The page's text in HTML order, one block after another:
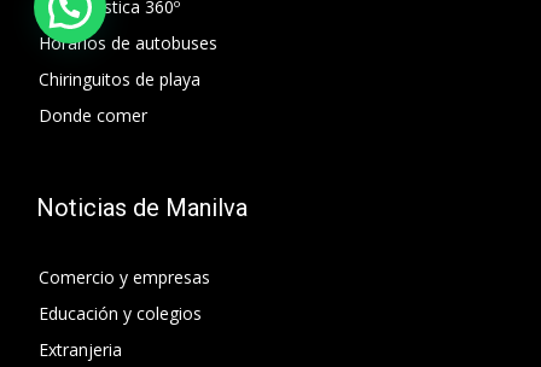
Guía turística 360º
Horarios de autobuses
Chiringuitos de playa
Donde comer
Noticias de Manilva
Comercio y empresas
Educación y colegios
Extranjeria